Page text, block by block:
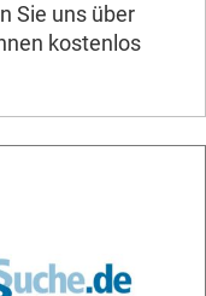
Sie uns über
kostenlos